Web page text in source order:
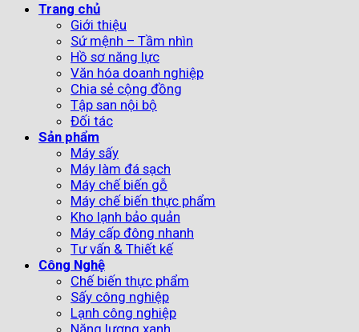
Trang chủ
Giới thiệu
Sứ mệnh – Tầm nhìn
Hồ sơ năng lực
Văn hóa doanh nghiệp
Chia sẻ cộng đồng
Tập san nội bộ
Đối tác
Sản phẩm
Máy sấy
Máy làm đá sạch
Máy chế biến gỗ
Máy chế biến thực phẩm
Kho lạnh bảo quản
Máy cấp đông nhanh
Tư vấn & Thiết kế
Công Nghệ
Chế biến thực phẩm
Sấy công nghiệp
Lạnh công nghiệp